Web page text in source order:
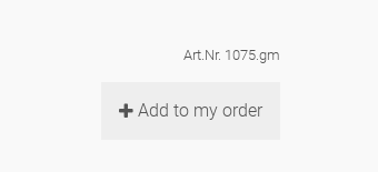
Art.Nr. 1075.gm
Add to my order